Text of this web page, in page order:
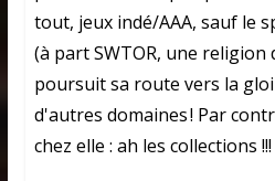
tout, jeux indé/AAA, sauf le
(à part SWTOR, une religion
poursuit sa route vers la
d'autres domaines ! Par
chez elle : ah les collections !!!